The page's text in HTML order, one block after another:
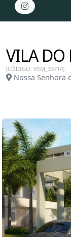
VILA DO
(CÓDIGO: VEM_33714)
Nossa Senhora